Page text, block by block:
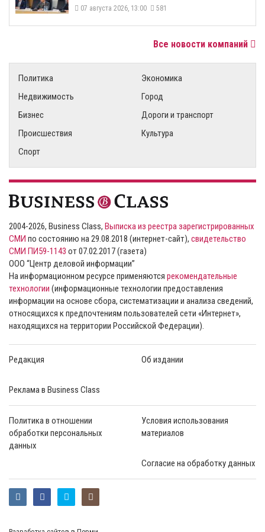
07 августа 2026, 13:00 581
Все новости компаний
Политика
Экономика
Недвижимость
Город
Бизнес
Дороги и транспорт
Происшествия
Культура
Спорт
2004-2026, Business Class, Выписка из реестра зарегистрированных
СМИ по состоянию на 29.08.2018 (интернет-сайт), свидетельство
СМИ ПИ59-1143 от 07.02.2017 (газета)
ООО “Центр деловой информации”
На информационном ресурсе применяются рекомендательные
технологии (информационные технологии предоставления
информации на основе сбора, систематизации и анализа сведений,
относящихся к предпочтениям пользователей сети «Интернет»,
находящихся на территории Российской Федерации).
Редакция Об издании
Реклама в Business Class
Политика в отношении
обработки персональных
данных
Условия использования
материалов
Согласие на обработку данных